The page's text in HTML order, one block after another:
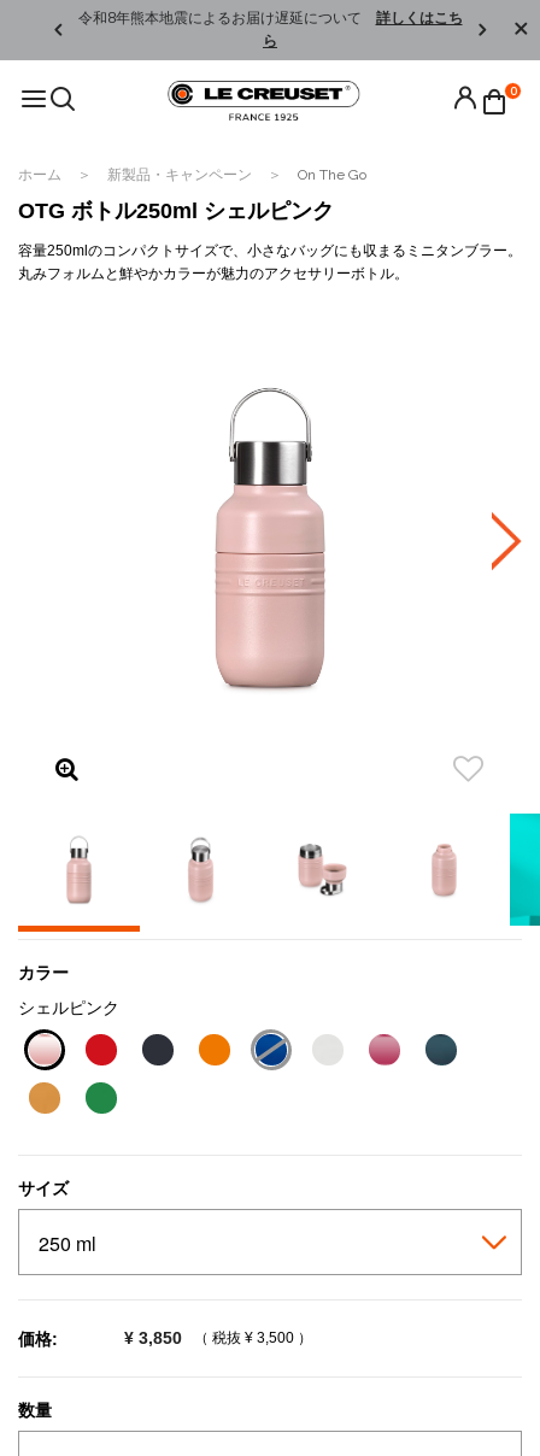
令和8年熊本地震によるお届け遅延について 詳しくはこち
ら
0
ホーム 新製品・キャンペーン On The Go
OTG ボトル250ml シェルピンク
容量250mlのコンパクトサイズで、小さなバッグにも収まるミニタンブラー。
丸みフォルムと鮮やかカラーが魅力のアクセサリーボトル。
カラー
シェルピンク
selected
サイズ
価格: ¥ 3,850 （ 税抜 ¥ 3,500 ）
数量